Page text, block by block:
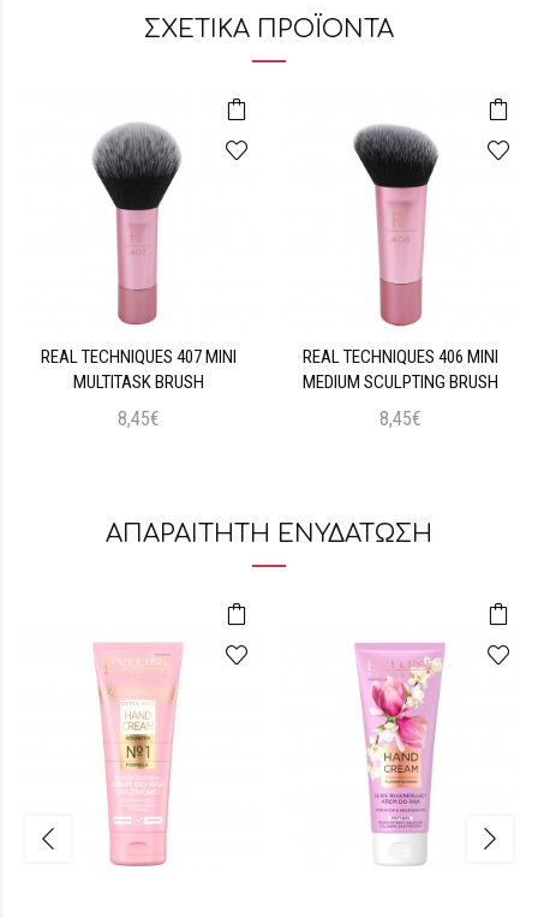
ΣΧΕΤΙΚΆ ΠΡΟΪΌΝΤΑ
REAL TECHNIQUES 407 MINI
MULTITASK BRUSH
8,45€
REAL TECHNIQUES 406 MINI
MEDIUM SCULPTING BRUSH
8,45€
ΑΠΑΡΑΙΤΗΤΗ ΕΝΥΔΑΤΩΣΗ